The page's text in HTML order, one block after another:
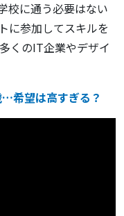
校に通う必要はない
に参加してスキルを
くのIT企業やデザイ
…希望は高すぎる？